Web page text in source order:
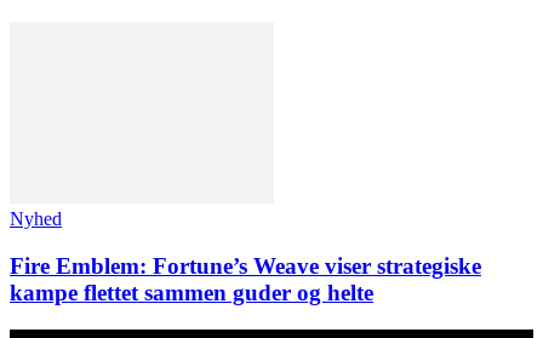
Nyhed
Fire Emblem: Fortune’s Weave viser strategiske
kampe flettet sammen guder og helte